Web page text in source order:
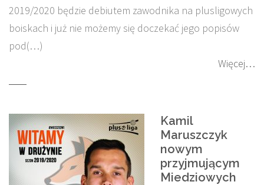
2019/2020 będzie debiutem zawodnika na plusligowych
boiskach i już nie możemy się doczekać jego popisów
pod(…)
Więcej…
Kamil
Maruszczyk
nowym
przyjmującym
Miedziowych